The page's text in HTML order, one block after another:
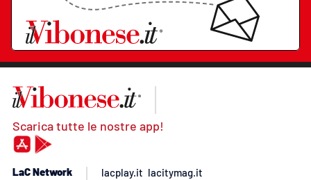
Scarica tutte le nostre app!
LaC Network
lacplay.it lacitymag.it